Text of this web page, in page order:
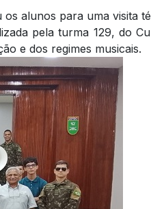
alunos para uma visita
pela turma 129, do
e dos regimes musicais.